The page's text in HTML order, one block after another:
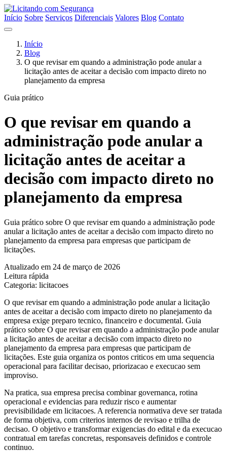
Início Sobre Serviços Diferenciais Valores Blog Contato
Início
Blog
O que revisar em quando a administração pode anular a
licitação antes de aceitar a decisão com impacto direto no
planejamento da empresa
Guia prático
O que revisar em quando a
administração pode anular a
licitação antes de aceitar a
decisão com impacto direto no
planejamento da empresa
Guia prático sobre O que revisar em quando a administração pode
anular a licitação antes de aceitar a decisão com impacto direto no
planejamento da empresa para empresas que participam de
licitações.
Atualizado em 24 de março de 2026
Leitura rápida
Categoria: licitacoes
O que revisar em quando a administração pode anular a licitação
antes de aceitar a decisão com impacto direto no planejamento da
empresa exige preparo tecnico, financeiro e documental. Guia
prático sobre O que revisar em quando a administração pode anular
a licitação antes de aceitar a decisão com impacto direto no
planejamento da empresa para empresas que participam de
licitações. Este guia organiza os pontos criticos em uma sequencia
operacional para facilitar decisao, priorizacao e execucao sem
improviso.
Na pratica, sua empresa precisa combinar governanca, rotina
operacional e evidencias para reduzir risco e aumentar
previsibilidade em licitacoes. A referencia normativa deve ser tratada
de forma objetiva, com criterios internos de revisao e trilha de
decisao. O objetivo e transformar exigencias do edital e da execucao
contratual em tarefas concretas, responsaveis definidos e controle
continuo.